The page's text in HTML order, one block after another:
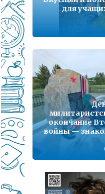
для
окончание
войны —